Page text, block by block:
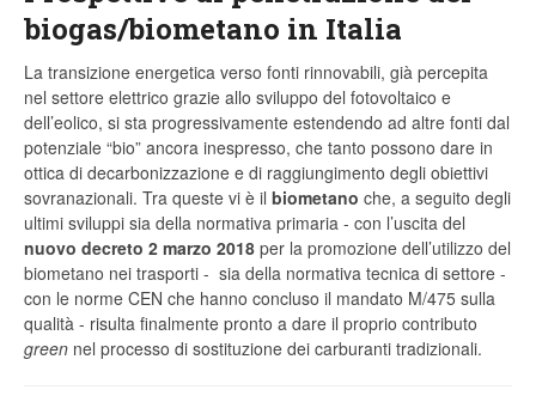
biogas/biometano in Italia
La transizione energetica verso fonti rinnovabili, già percepita
nel settore elettrico grazie allo sviluppo del fotovoltaico e
dell’eolico, si sta progressivamente estendendo ad altre fonti dal
potenziale “bio” ancora inespresso, che tanto possono dare in
ottica di decarbonizzazione e di raggiungimento degli obiettivi
sovranazionali. Tra queste vi è il biometano che, a seguito degli
ultimi sviluppi sia della normativa primaria - con l’uscita del
nuovo decreto 2 marzo 2018 per la promozione dell’utilizzo del
biometano nei trasporti - sia della normativa tecnica di settore -
con le norme CEN che hanno concluso il mandato M/475 sulla
qualità - risulta finalmente pronto a dare il proprio contributo
green nel processo di sostituzione dei carburanti tradizionali.